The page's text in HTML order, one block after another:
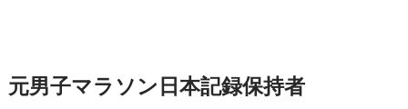
元男子マラソン日本記録保持者